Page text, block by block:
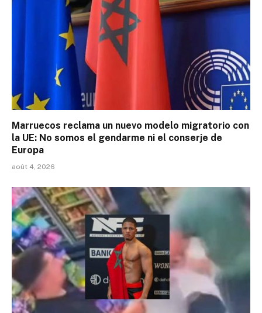
Marruecos reclama un nuevo modelo migratorio con
la UE: No somos el gendarme ni el conserje de
Europa
août 4, 2026